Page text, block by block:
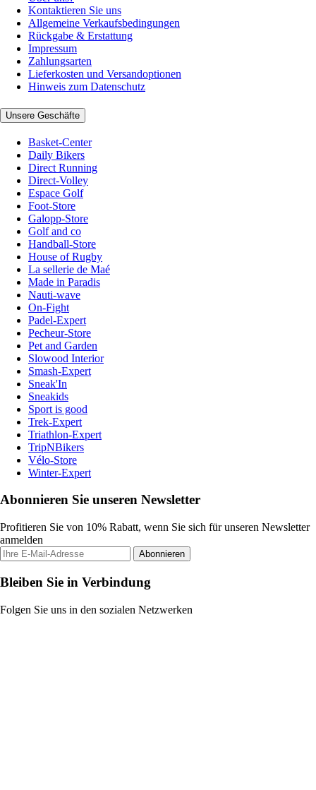
Kontaktieren Sie uns
Allgemeine Verkaufsbedingungen
Rückgabe & Erstattung
Impressum
Zahlungsarten
Lieferkosten und Versandoptionen
Hinweis zum Datenschutz
Unsere Geschäfte
Basket-Center
Daily Bikers
Direct Running
Direct-Volley
Espace Golf
Foot-Store
Galopp-Store
Golf and co
Handball-Store
House of Rugby
La sellerie de Maé
Made in Paradis
Nauti-wave
On-Fight
Padel-Expert
Pecheur-Store
Pet and Garden
Slowood Interior
Smash-Expert
Sneak'In
Sneakids
Sport is good
Trek-Expert
Triathlon-Expert
TripNBikers
Vélo-Store
Winter-Expert
Abonnieren Sie unseren Newsletter
Profitieren Sie von 10% Rabatt, wenn Sie sich für unseren Newsletter
anmelden
Abonnieren
Bleiben Sie in Verbindung
Folgen Sie uns in den sozialen Netzwerken